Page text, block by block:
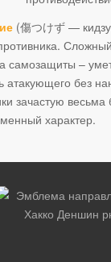
(傷つけず — кидзу
самозащиты –
атакующего без
зачастую
характер.